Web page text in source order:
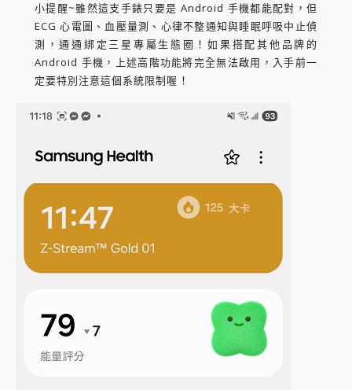
小提醒~雖然這支手錶只要是 Android 手機都能配對，但
ECG 心電圖、血壓量測、心律不整通知與睡眠呼吸中止偵
測，通通綁定三星專屬生態圈！如果搭配其他品牌的
Android 手機，上述高階功能將完全無法啟用，入手前一
定要特別注意這個系統限制喔！